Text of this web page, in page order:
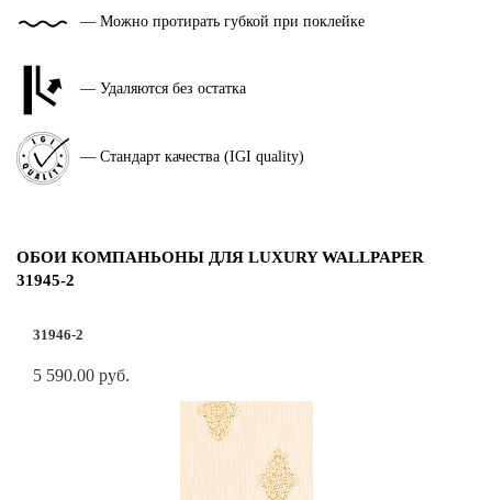
— Можно протирать губкой при поклейке
— Удаляются без остатка
— Стандарт качества (IGI quality)
ОБОИ КОМПАНЬОНЫ ДЛЯ LUXURY WALLPAPER
31945-2
31946-2
5 590.00 руб.